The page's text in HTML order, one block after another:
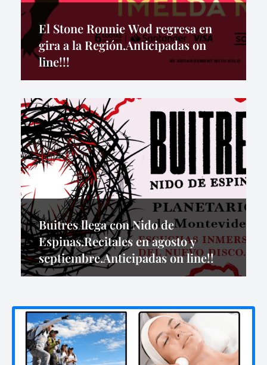
El Stone Ronnie Wod regresa en
gira a la Región.Anticipadas on
line!!!
Buitres llega con Nido de
Espinas.Recitales en agosto y
septiembre.Anticipadas on line!!